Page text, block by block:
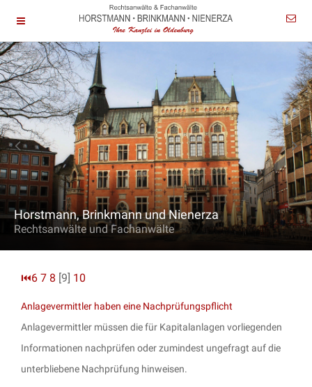
Horstmann, Brinkmann und Nienerza
Rechtsanwälte und Fachanwälte
⏮6 7 8 [9] 10
Anlagevermittler haben eine Nachprüfungspflicht
Anlagevermittler müssen die für Kapitalanlagen vorliegenden
Informationen nachprüfen oder zumindest ungefragt auf die
unterbliebene Nachprüfung hinweisen.